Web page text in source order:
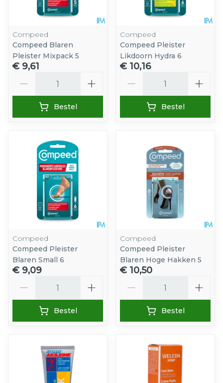
Compeed
Compeed Blaren
Pleister Mixpack 5
€ 9,61
Bestel
Compeed
Compeed Pleister
Likdoorn Hydra 6
€ 10,16
Bestel
Compeed
Compeed Pleister
Blaren Small 6
€ 9,09
Bestel
Compeed
Compeed Pleister
Blaren Hoge Hakken 5
€ 10,50
Bestel